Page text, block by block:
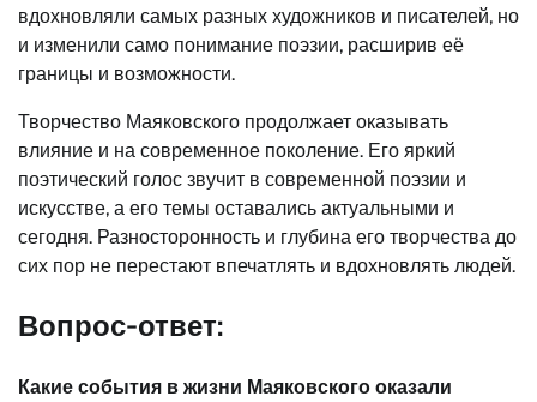
вдохновляли самых разных художников и писателей, но
и изменили само понимание поэзии, расширив её
границы и возможности.
Творчество Маяковского продолжает оказывать
влияние и на современное поколение. Его яркий
поэтический голос звучит в современной поэзии и
искусстве, а его темы оставались актуальными и
сегодня. Разносторонность и глубина его творчества до
сих пор не перестают впечатлять и вдохновлять людей.
Вопрос-ответ:
Какие события в жизни Маяковского оказали